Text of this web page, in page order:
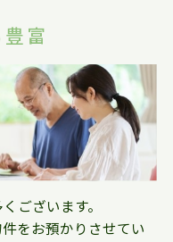
富
ございます。
をお預かりさせてい